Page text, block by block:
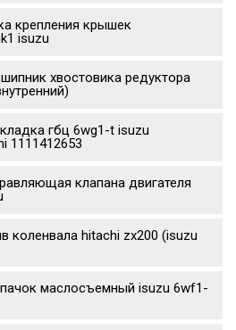
крепления крышек
isuzu
хвостовика редуктора
гбц 6wg1-t isuzu
1111412653
клапана двигателя
коленвала hitachi zx200 (isuzu
маслосъемный isuzu 6wf1-